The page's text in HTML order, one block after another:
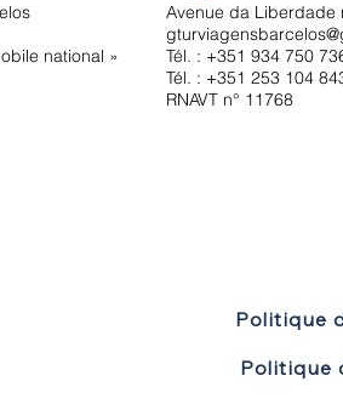
national »
Avenue da Liberdade
Tél. : +351 934 750
Tél. : +351 253 104
RNAVT n° 11768
Politique